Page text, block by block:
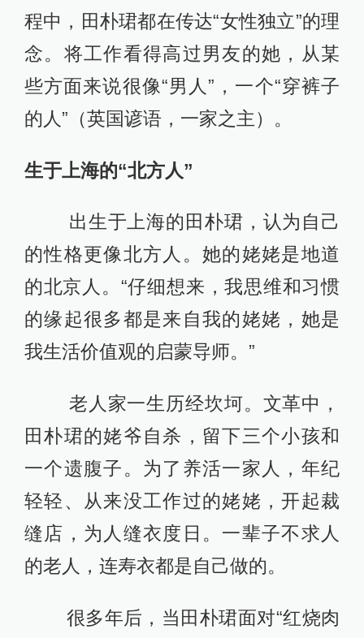
程中，田朴珺都在传达“女性独立”的理
念。将工作看得高过男友的她，从某
些方面来说很像“男人”，一个“穿裤子
的人”（英国谚语，一家之主）。
生于上海的“北方人”
出生于上海的田朴珺，认为自己
的性格更像北方人。她的姥姥是地道
的北京人。“仔细想来，我思维和习惯
的缘起很多都是来自我的姥姥，她是
我生活价值观的启蒙导师。”
老人家一生历经坎坷。文革中，
田朴珺的姥爷自杀，留下三个小孩和
一个遗腹子。为了养活一家人，年纪
轻轻、从来没工作过的姥姥，开起裁
缝店，为人缝衣度日。一辈子不求人
的老人，连寿衣都是自己做的。
很多年后，当田朴珺面对“红烧肉